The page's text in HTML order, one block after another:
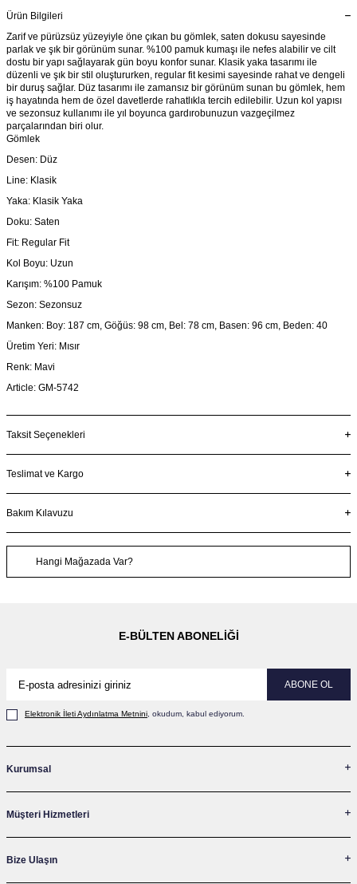
Ürün Bilgileri
Zarif ve pürüzsüz yüzeyiyle öne çıkan bu gömlek, saten dokusu sayesinde
parlak ve şık bir görünüm sunar. %100 pamuk kumaşı ile nefes alabilir ve cilt
dostu bir yapı sağlayarak gün boyu konfor sunar. Klasik yaka tasarımı ile
düzenli ve şık bir stil oluştururken, regular fit kesimi sayesinde rahat ve dengeli
bir duruş sağlar. Düz tasarımı ile zamansız bir görünüm sunan bu gömlek, hem
iş hayatında hem de özel davetlerde rahatlıkla tercih edilebilir. Uzun kol yapısı
ve sezonsuz kullanımı ile yıl boyunca gardırobunuzun vazgeçilmez
parçalarından biri olur.
Gömlek
Desen: Düz
Line: Klasik
Yaka: Klasik Yaka
Doku: Saten
Fit: Regular Fit
Kol Boyu: Uzun
Karışım: %100 Pamuk
Sezon: Sezonsuz
Manken: Boy: 187 cm, Göğüs: 98 cm, Bel: 78 cm, Basen: 96 cm, Beden: 40
Üretim Yeri: Mısır
Renk: Mavi
Article: GM-5742
Taksit Seçenekleri
Teslimat ve Kargo
Bakım Kılavuzu
Hangi Mağazada Var?
E-BÜLTEN ABONELIĞI
ABONE OL
Elektronik İleti Aydınlatma Metni‌ni, okudum, kabul ediyorum.
Kurumsal
Müşteri Hizmetleri
Bize Ulaşın